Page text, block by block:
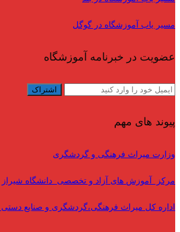
مسیر یاب آموزشگاه در گوگل
عضویت در خبرنامه آموزشگاه
پیوند های مهم
وزارت میراث فرهنگی و گردشگری
مرکز آموزش های آزاد و تخصصی دانشگاه شیراز
اداره کل میراث فرهنگی،گردشگری و صنایع